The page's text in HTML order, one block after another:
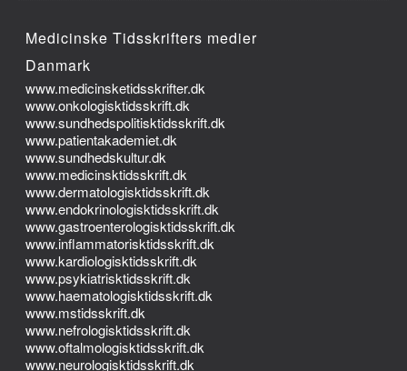
Medicinske Tidsskrifters medier
Danmark
www.medicinsketidsskrifter.dk
www.onkologisktidsskrift.dk
www.sundhedspolitisktidsskrift.dk
www.patientakademiet.dk
www.sundhedskultur.dk
www.medicinsktidsskrift.dk
www.dermatologisktidsskrift.dk
www.endokrinologisktidsskrift.dk
www.gastroenterologisktidsskrift.dk
www.inflammatorisktidsskrift.dk
www.kardiologisktidsskrift.dk
www.psykiatrisktidsskrift.dk
www.haematologisktidsskrift.dk
www.mstidsskrift.dk
www.nefrologisktidsskrift.dk
www.oftalmologisktidsskrift.dk
www.neurologisktidsskrift.dk